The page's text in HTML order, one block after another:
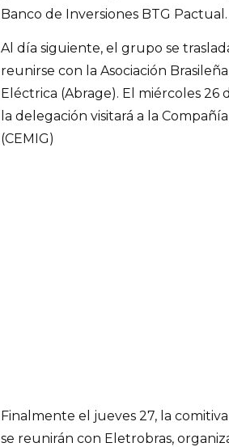
Banco de Inversiones BTG Pactual.
Al día siguiente, el grupo se
reunirse con la Asociación
Eléctrica (Abrage). El miércoles 26
la delegación visitará a la
(CEMIG)
Finalmente el jueves 27, la
se reunirán con Eletrobras,